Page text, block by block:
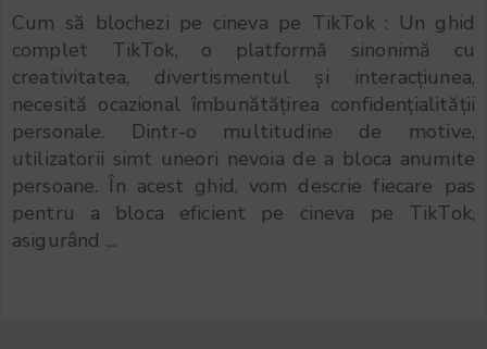
Cum să blochezi pe cineva pe TikTok : Un ghid
complet TikTok, o platformă sinonimă cu
creativitatea, divertismentul și interacțiunea,
necesită ocazional îmbunătățirea confidențialității
personale. Dintr-o multitudine de motive,
utilizatorii simt uneori nevoia de a bloca anumite
persoane. În acest ghid, vom descrie fiecare pas
pentru a bloca eficient pe cineva pe TikTok,
asigurând ...